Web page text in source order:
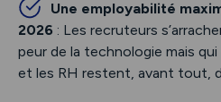
Une employabilité
2026 : Les recruteurs
peur de la technologie mais
et les RH restent, avant tout,